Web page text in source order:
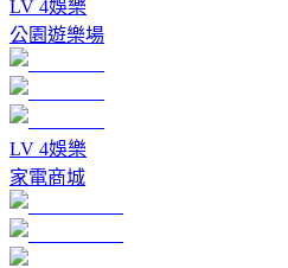
LV 4娛樂
公園遊樂場
LV 4娛樂
家電商城